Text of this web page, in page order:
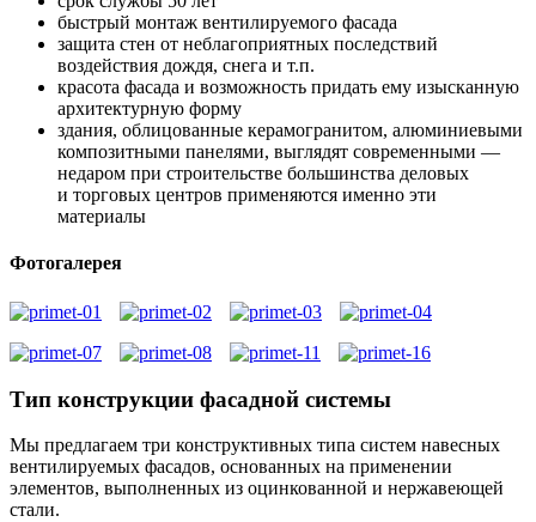
быстрый монтаж вентилируемого фасада
защита стен от неблагоприятных последствий
воздействия дождя, снега и т.п.
красота фасада и возможность придать ему изысканную
архитектурную форму
здания, облицованные керамогранитом, алюминиевыми
композитными панелями, выглядят современными —
недаром при строительстве большинства деловых
и торговых центров применяются именно эти
материалы
Фотогалерея
Тип конструкции фасадной системы
Мы предлагаем три конструктивных типа систем навесных
вентилируемых фасадов, основанных на применении
элементов, выполненных из оцинкованной и нержавеющей
стали.